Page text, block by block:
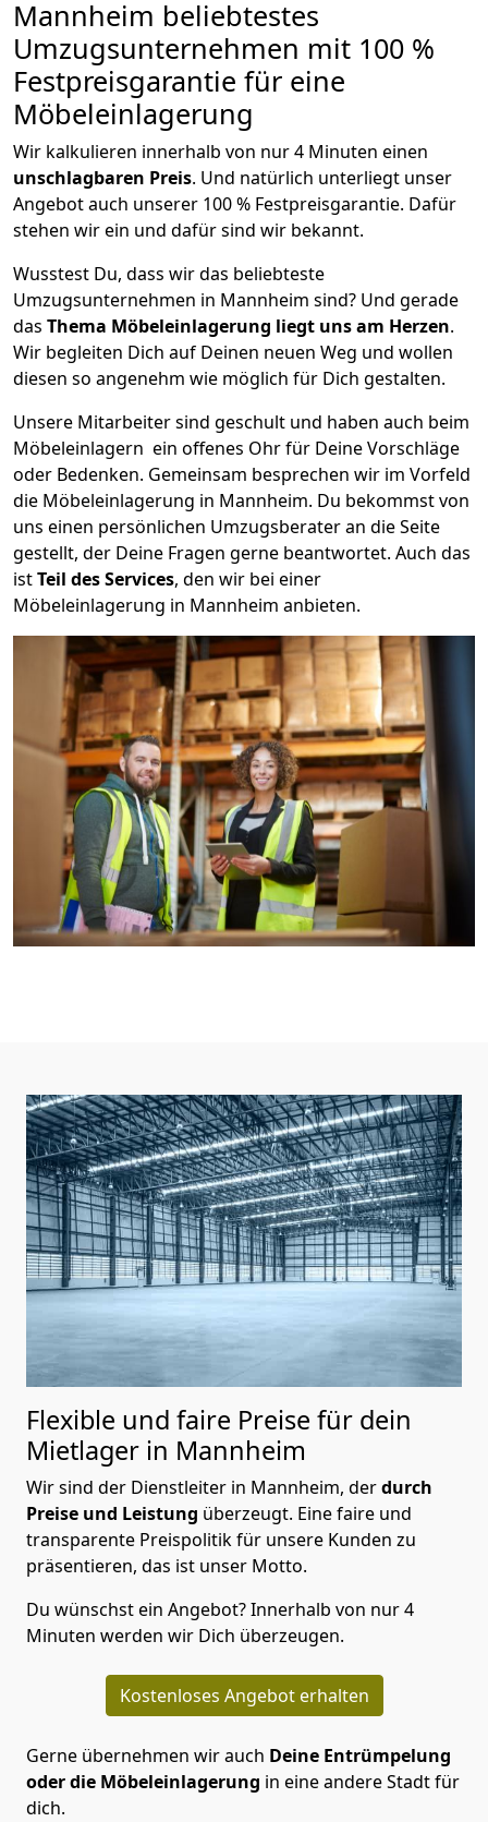
Mannheim beliebtestes
Umzugsunternehmen mit 100 %
Festpreisgarantie für eine
Möbeleinlagerung
Wir kalkulieren innerhalb von nur 4 Minuten einen
unschlagbaren Preis. Und natürlich unterliegt unser
Angebot auch unserer 100 % Festpreisgarantie. Dafür
stehen wir ein und dafür sind wir bekannt.
Wusstest Du, dass wir das beliebteste
Umzugsunternehmen in Mannheim sind? Und gerade
das Thema Möbeleinlagerung liegt uns am Herzen.
Wir begleiten Dich auf Deinen neuen Weg und wollen
diesen so angenehm wie möglich für Dich gestalten.
Unsere Mitarbeiter sind geschult und haben auch beim
Möbeleinlagern ein offenes Ohr für Deine Vorschläge
oder Bedenken. Gemeinsam besprechen wir im Vorfeld
die Möbeleinlagerung in Mannheim. Du bekommst von
uns einen persönlichen Umzugsberater an die Seite
gestellt, der Deine Fragen gerne beantwortet. Auch das
istTeil des Services, den wir bei einer
Möbeleinlagerung in Mannheim anbieten.
Flexible und faire Preise für dein
Mietlager in Mannheim
Wir sind der Dienstleiter in Mannheim, derdurch
Preise und Leistung überzeugt. Eine faire und
transparente Preispolitik für unsere Kunden zu
präsentieren, das ist unser Motto.
Du wünschst ein Angebot? Innerhalb von nur 4
Minuten werden wir Dich überzeugen.
Kostenloses Angebot erhalten
Gerne übernehmen wir auch Deine Entrümpelung
oder die Möbeleinlagerung in eine andere Stadt für
dich.